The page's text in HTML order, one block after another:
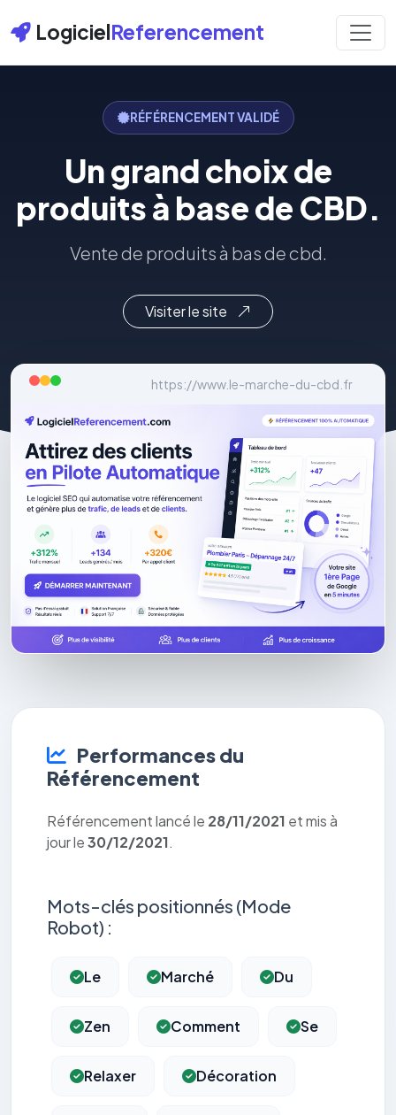
LogicielReferencement
RÉFÉRENCEMENT VALIDÉ
Un grand choix de
produits à base de CBD.
Vente de produits à bas de cbd.
Visiter le site
https://www.le-marche-du-cbd.fr
Performances du
Référencement
Référencement lancé le 28/11/2021 et mis à
jour le30/12/2021.
Mots-clés positionnés (Mode
Robot) :
Le Marché Du
Zen Comment Se
Relaxer Décoration